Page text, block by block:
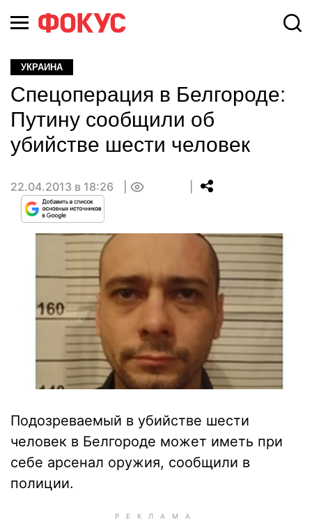
УКРАИНА
Спецоперация в Белгороде:
Путину сообщили об
убийстве шести человек
22.04.2013 в 18:26
Подозреваемый в убийстве шести
человек в Белгороде может иметь при
себе арсенал оружия, сообщили в
полиции.